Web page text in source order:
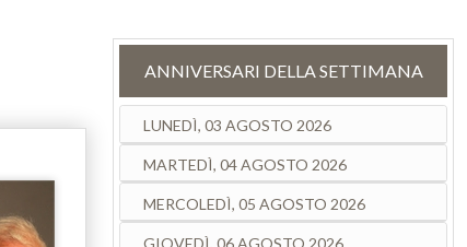
ANNIVERSARI DELLA SETTIMANA
LUNEDÌ, 03 AGOSTO 2026
MARTEDÌ, 04 AGOSTO 2026
MERCOLEDÌ, 05 AGOSTO 2026
GIOVEDÌ, 06 AGOSTO 2026